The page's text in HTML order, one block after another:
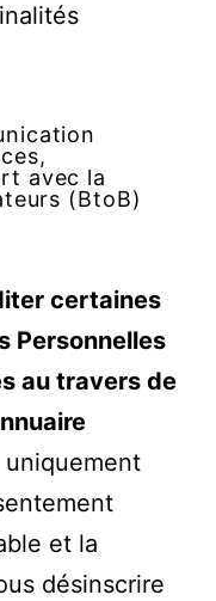
avec la
(BtoB)
certaines
Personnelles
au travers de
uniquement
et la
désinscrire